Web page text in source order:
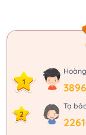
1
2
Tạ